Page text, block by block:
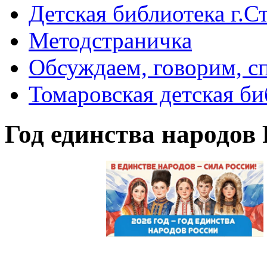
Детская библиотека
Методстраничка
Обсуждаем, говорим,
Томаровская детская
Год единства народов